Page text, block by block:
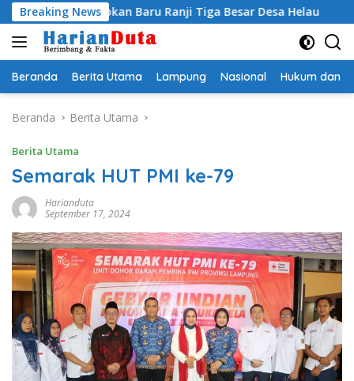
Langsung
ke
konten
Breaking News
Baru Ranji Tiga Besar Desa Helau Komitmen
Beranda Berita Utama Lampung Nasional Hukum dan
Beranda Berita Utama
Berita Utama
Semarak HUT PMI ke-79
Harianduta
September 17, 2024